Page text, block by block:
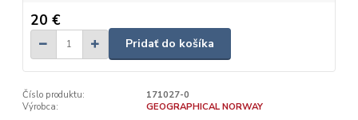
20 €
Pridať do košíka
Číslo produktu:
171027-0
Výrobca:
GEOGRAPHICAL NORWAY